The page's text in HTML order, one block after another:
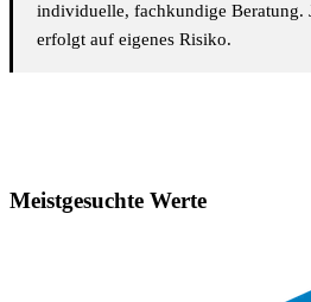
individuelle, fachkundige Beratung.
erfolgt auf eigenes Risiko.
Meistgesuchte Werte